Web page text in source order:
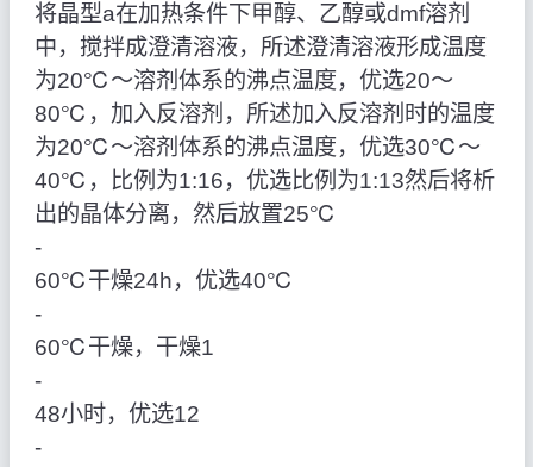
将晶型a在加热条件下甲醇、乙醇或dmf溶剂
中，搅拌成澄清溶液，所述澄清溶液形成温度
为20℃～溶剂体系的沸点温度，优选20～
80℃，加入反溶剂，所述加入反溶剂时的温度
为20℃～溶剂体系的沸点温度，优选30℃～
40℃，比例为1:16，优选比例为1:13然后将析
出的晶体分离，然后放置25℃
‑
60℃干燥24h，优选40℃
‑
60℃干燥，干燥1
‑
48小时，优选12
‑